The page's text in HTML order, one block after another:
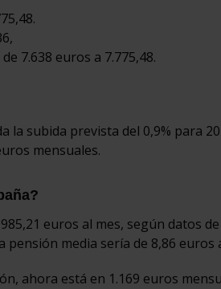
7.638 euros a 7.775,48.
la subida prevista del 0,9% para
mensuales.
euros al mes, según datos
media sería de 8,86 euros
ahora está en 1.169 euros